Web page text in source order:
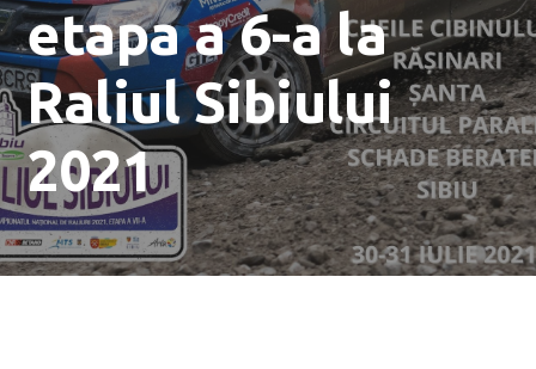
etapa a 6-a la
Raliul Sibiului
2021